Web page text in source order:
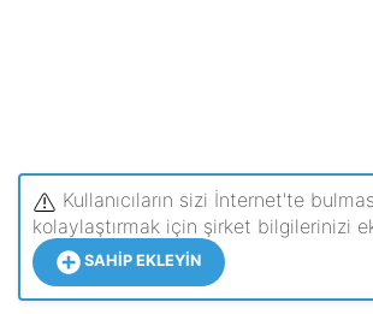
Kullanıcıların sizi İnternet'te
kolaylaştırmak için şirket bilgilerinizi
SAHIP EKLEYIN